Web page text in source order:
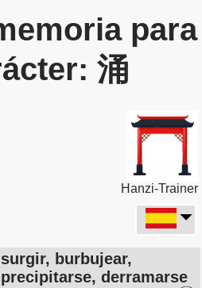
para
涌
Hanzi-Trainer
surgir, burbujear,
precipitarse, derramarse